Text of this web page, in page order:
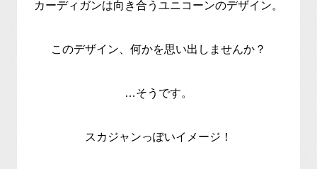
カーディガンは向き合うユニコーンのデザイン。
このデザイン、何かを思い出しませんか？
…そうです。
スカジャンっぽいイメージ！